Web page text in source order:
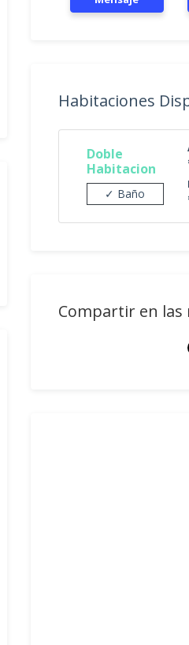
Habitaciones
Doble
Habitacion
✓ Baño
Compartir en las